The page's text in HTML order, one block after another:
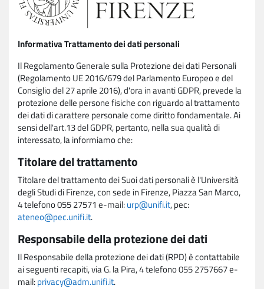
Informativa Trattamento dei dati personali
Il Regolamento Generale sulla Protezione dei dati Personali
(Regolamento UE 2016/679 del Parlamento Europeo e del
Consiglio del 27 aprile 2016), d'ora in avanti GDPR, prevede la
protezione delle persone fisiche con riguardo al trattamento
dei dati di carattere personale come diritto fondamentale. Ai
sensi dell'art.13 del GDPR, pertanto, nella sua qualità di
interessato, la informiamo che:
Titolare del trattamento
Titolare del trattamento dei Suoi dati personali è l'Università
degli Studi di Firenze, con sede in Firenze, Piazza San Marco,
4 telefono 055 27571 e-mail:urp@unifi.it, pec:
ateneo@pec.unifi.it.
Responsabile della protezione dei dati
Il Responsabile della protezione dei dati (RPD) è contattabile
ai seguenti recapiti, via G. la Pira, 4 telefono 055 2757667 e-
mail:privacy@adm.unifi.it.